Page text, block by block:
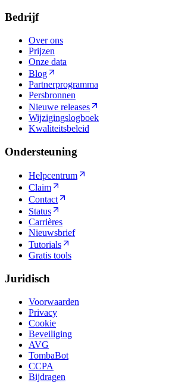
Bedrijf
Over ons
Prijzen
Onze data
Blog
Partnerprogramma
Persbronnen
Nieuwe releases
Wijzigingslogboek
Kwaliteitsbeleid
Ondersteuning
Helpcentrum
Claim
Contact
Status
Carrières
Nieuwsbrief
Tutorials
Gratis tools
Juridisch
Voorwaarden
Privacy
Cookie
Beveiliging
AVG
TombaBot
CCPA
Bijdragen